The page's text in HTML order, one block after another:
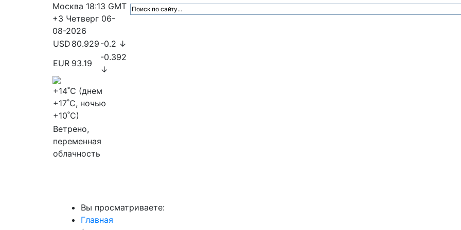
Москва 18:13 GMT
+3 Четверг 06-
08-2026
USD 80.929 -0.2 ↓
EUR 93.19
-0.392
↓
+14˚C (днем
+17˚C, ночью
+10˚C)
Ветрено,
переменная
облачность
Вы просматриваете:
Главная